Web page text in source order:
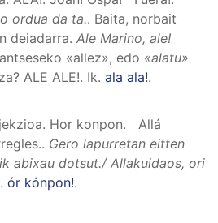
ordua da ta.. Baita, norbait
deiadarra. Ale Marino, ale!
«allez», edo «alatu»
ALE ALE!. Ik. ala ala!.
Hor konpon. Allá
. Gero lapurretan eitten
abixau dotsut./ Allakuidaos, ori
ór kónpon!.